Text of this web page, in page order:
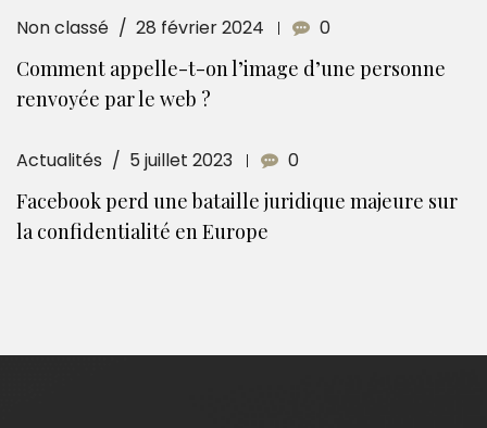
Non classé 28 février 2024 0
Comment appelle-t-on l’image d’une personne
renvoyée par le web ?
Actualités 5 juillet 2023 0
Facebook perd une bataille juridique majeure sur
la confidentialité en Europe